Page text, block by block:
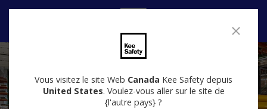
Vous visitez le site Web Canada Kee Safety depuis
United States. Voulez-vous aller sur le site de
{l'autre pays} ?